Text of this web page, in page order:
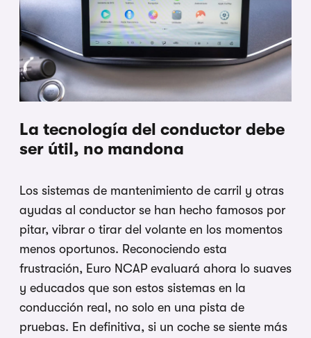
La tecnología del conductor debe
ser útil, no mandona
Los sistemas de mantenimiento de carril y otras
ayudas al conductor se han hecho famosos por
pitar, vibrar o tirar del volante en los momentos
menos oportunos. Reconociendo esta
frustración, Euro NCAP evaluará ahora lo suaves
y educados que son estos sistemas en la
conducción real, no solo en una pista de
pruebas. En definitiva, si un coche se siente más